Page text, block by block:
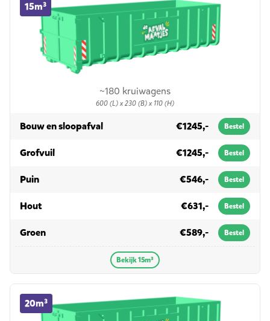
~180 kruiwagens
600 (L) x 230 (B) x 110 (H)
15m³
Bouw en sloopafvalin 15m³ €1245,- Bestel
Grofvuilin 15m³ €1245,- Bestel
Puinin 15m³ €546,- Bestel
Houtin 15m³ €631,- Bestel
Groenin 15m³ €589,- Bestel
Bekijk 15m³
20m³
20m³ container huren